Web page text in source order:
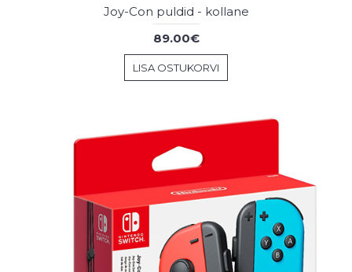
Joy-Con puldid - kollane
89.00€
LISA OSTUKORVI